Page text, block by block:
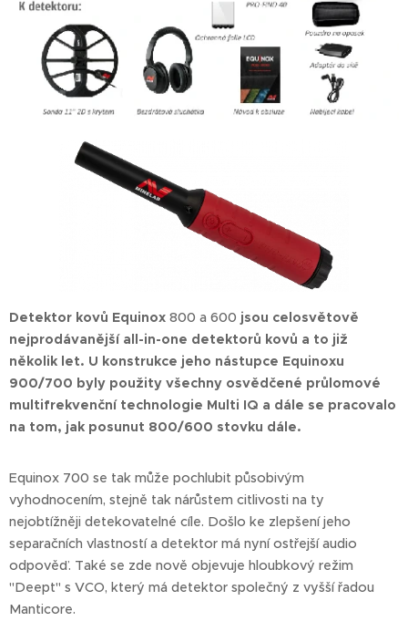
Detektor kovů Equinox 800 a 600 jsou celosvětově
nejprodávanější all-in-one detektorů kovů a to již
několik let. U konstrukce jeho nástupce Equinoxu
900/700 byly použity všechny osvědčené průlomové
multifrekvenční technologie Multi IQ a dále se pracovalo
na tom, jak posunut 800/600 stovku dále.
Equinox 700 se tak může pochlubit působivým
vyhodnocením, stejně tak nárůstem citlivosti na ty
nejobtížněji detekovatelné cíle. Došlo ke zlepšení jeho
separačních vlastností a detektor má nyní ostřejší audio
odpověď. Také se zde nově objevuje hloubkový režim
"Deept" s VCO, který má detektor společný z vyšší řadou
Manticore.